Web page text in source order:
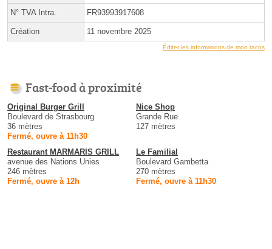
N° TVA Intra. FR93993917608
Création 11 novembre 2025
Éditer les informations de mon tacos
Fast-food à proximité
Original Burger Grill
Boulevard de Strasbourg
36 mètres
Fermé, ouvre à 11h30
Nice Shop
Grande Rue
127 mètres
Restaurant MARMARIS GRILL
avenue des Nations Unies
246 mètres
Fermé, ouvre à 12h
Le Familial
Boulevard Gambetta
270 mètres
Fermé, ouvre à 11h30